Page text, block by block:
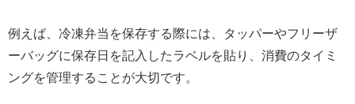
例えば、冷凍弁当を保存する際には、タッパーやフリーザ
ーバッグに保存日を記入したラベルを貼り、消費のタイミ
ングを管理することが大切です。